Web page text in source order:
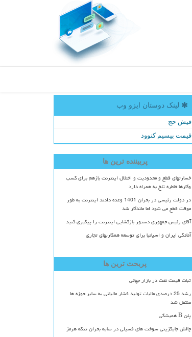
لینک دوستان ایزو وب
فیش حج
قیمت بیسیم کنوود
پربیننده ترین ها
خسارتهای قطع و محدودیت و اختلال اینترنت بازهم برای کسب
وکارها خاطره تلخ به همراه دارد
در دولت رئیسی در بحران 1401 وعده دادند اینترنت به طور
موقت قطع می شود اما ماندگار شد
آقای رئیس جمهوری دستور بازگشایی اینترنت را پیگیری کنید
آمادگی ایران و اسپانیا برای توسعه همکاریهای تجاری
پربحث ترین ها
ثبات قیمت نفت در بازار جهانی
رشد 25 درصدی مالیات تولید فشار مالیاتی به سایر حوزه ها
منتقل شد
پلن B همیشگی
چالش جایگزینی سوخت های فسیلی در سایه بحران تنگه هرمز